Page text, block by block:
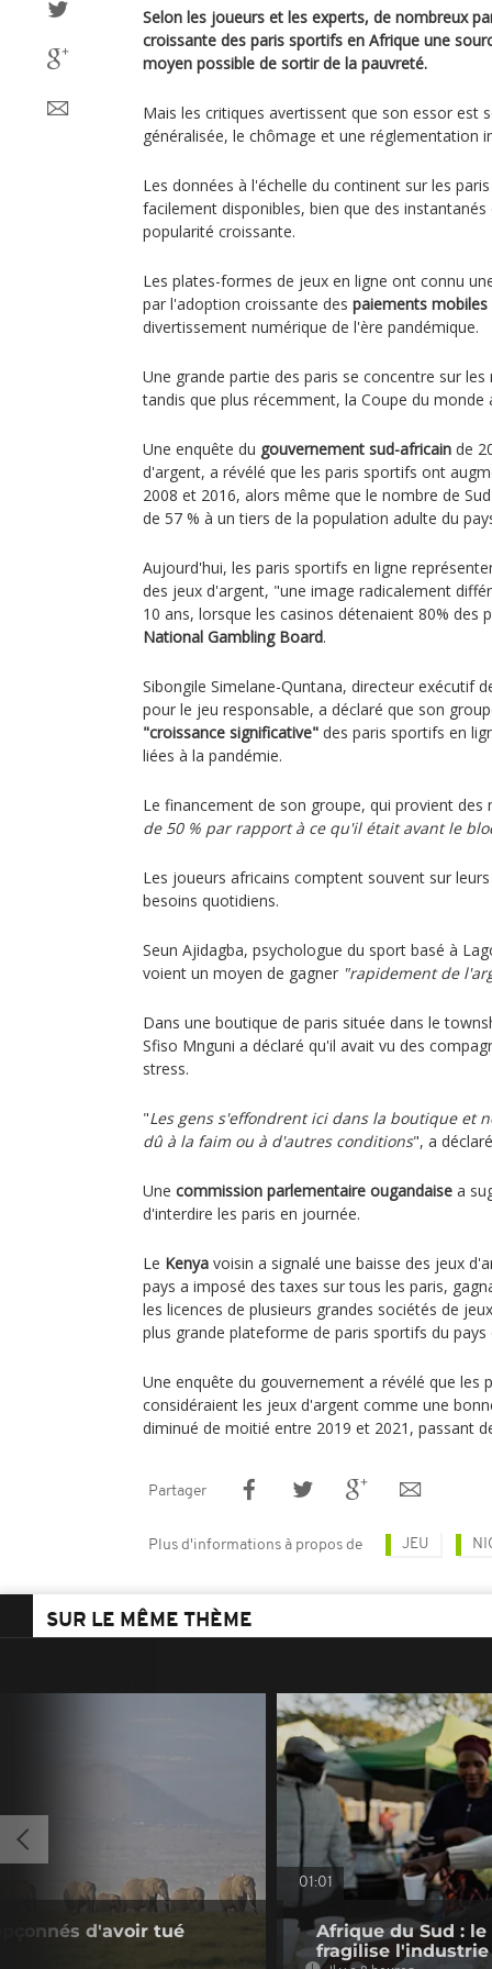
Selon les joueurs et les experts, de nombreux
croissante des paris sportifs en Afrique une
moyen possible de sortir de la pauvreté.
Mais les critiques avertissent que son essor est
généralisée, le chômage et une réglementation
Les données à l'échelle du continent sur les
facilement disponibles, bien que des
popularité croissante.
Les plates-formes de jeux en ligne ont connu
par l'adoption croissante des paiements mobiles
divertissement numérique de l'ère pandémique.
Une grande partie des paris se concentre sur
tandis que plus récemment, la Coupe du
Une enquête du gouvernement sud-africain de
d'argent, a révélé que les paris sportifs ont
2008 et 2016, alors même que le nombre de
de 57 % à un tiers de la population adulte du
Aujourd'hui, les paris sportifs en ligne
des jeux d'argent, "une image radicalement
10 ans, lorsque les casinos détenaient 80% des
National Gambling Board.
Sibongile Simelane-Quntana, directeur exécutif
pour le jeu responsable, a déclaré que son
"croissance significative" des paris sportifs en
liées à la pandémie.
Le financement de son groupe, qui provient des
de 50 % par rapport à ce qu'il était avant le
Les joueurs africains comptent souvent sur
besoins quotidiens.
Seun Ajidagba, psychologue du sport basé à
voient un moyen de gagner "rapidement de
Dans une boutique de paris située dans le
Sfiso Mnguni a déclaré qu'il avait vu des
stress.
"Les gens s'effondrent ici dans la boutique et
dû à la faim ou à d'autres conditions", a
Une commission parlementaire ougandaise a
d'interdire les paris en journée.
Le Kenya voisin a signalé une baisse des jeux
pays a imposé des taxes sur tous les paris,
les licences de plusieurs grandes sociétés de
plus grande plateforme de paris sportifs du pays
Une enquête du gouvernement a révélé que les
considéraient les jeux d'argent comme une
diminué de moitié entre 2019 et 2021, passant
Partager
Plus d'informations à propos de JEU
SUR LE MÊME THÈME
d'avoir tué
01:01
Afrique du Sud :
fragilise